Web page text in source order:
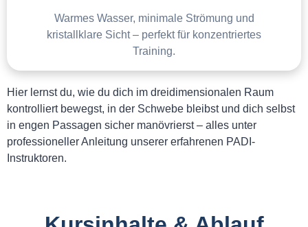
Warmes Wasser, minimale Strömung und
kristallklare Sicht – perfekt für konzentriertes
Training.
Hier lernst du, wie du dich im dreidimensionalen Raum
kontrolliert bewegst, in der Schwebe bleibst und dich selbst
in engen Passagen sicher manövrierst – alles unter
professioneller Anleitung unserer erfahrenen PADI-
Instruktoren.